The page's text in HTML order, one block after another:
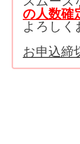
の人数確
よろしく
お申込締